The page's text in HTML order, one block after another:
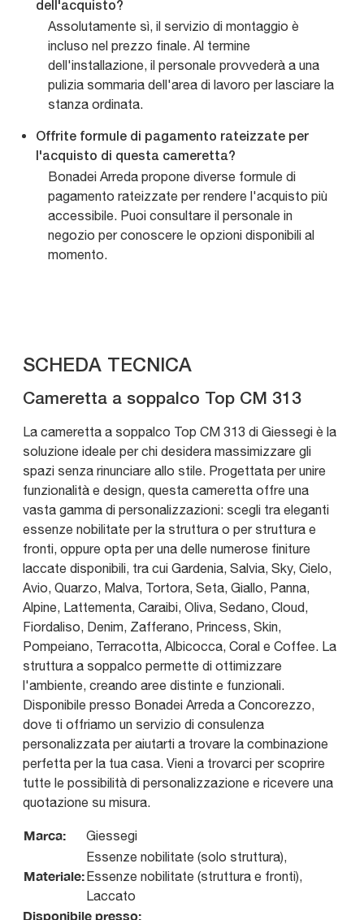
dell'acquisto?
Assolutamente sì, il servizio di montaggio è
incluso nel prezzo finale. Al termine
dell'installazione, il personale provvederà a una
pulizia sommaria dell'area di lavoro per lasciare la
stanza ordinata.
Offrite formule di pagamento rateizzate per
l'acquisto di questa cameretta?
Bonadei Arreda propone diverse formule di
pagamento rateizzate per rendere l'acquisto più
accessibile. Puoi consultare il personale in
negozio per conoscere le opzioni disponibili al
momento.
SCHEDA TECNICA
Cameretta a soppalco Top CM 313
La cameretta a soppalco Top CM 313 di Giessegi è la
soluzione ideale per chi desidera massimizzare gli
spazi senza rinunciare allo stile. Progettata per unire
funzionalità e design, questa cameretta offre una
vasta gamma di personalizzazioni: scegli tra eleganti
essenze nobilitate per la struttura o per struttura e
fronti, oppure opta per una delle numerose finiture
laccate disponibili, tra cui Gardenia, Salvia, Sky, Cielo,
Avio, Quarzo, Malva, Tortora, Seta, Giallo, Panna,
Alpine, Lattementa, Caraibi, Oliva, Sedano, Cloud,
Fiordaliso, Denim, Zafferano, Princess, Skin,
Pompeiano, Terracotta, Albicocca, Coral e Coffee. La
struttura a soppalco permette di ottimizzare
l'ambiente, creando aree distinte e funzionali.
Disponibile presso Bonadei Arreda a Concorezzo,
dove ti offriamo un servizio di consulenza
personalizzata per aiutarti a trovare la combinazione
perfetta per la tua casa. Vieni a trovarci per scoprire
tutte le possibilità di personalizzazione e ricevere una
quotazione su misura.
Marca: Giessegi
Materiale:
Essenze nobilitate (solo struttura),
Essenze nobilitate (struttura e fronti),
Laccato
Disponibile presso: